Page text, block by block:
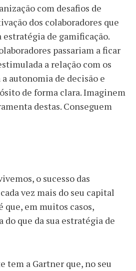
com desafios de
dos colaboradores que
de gamificação.
passariam a ficar
a relação com os
autonomia de decisão e
de forma clara. Imaginem
destas. Conseguem
o sucesso das
vez mais do seu capital
que, em muitos casos,
do que da sua estratégia de
tem a Gartner que, no seu